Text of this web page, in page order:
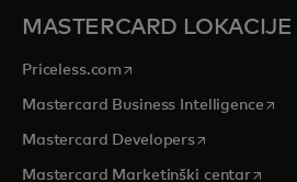
MASTERCARD LOKACIJE
Priceless.com opens in a new tab
Mastercard Business Intelligence
Mastercard Developersopens in a
Mastercard Marketinški centaropens